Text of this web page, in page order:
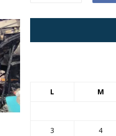
L M
3
4